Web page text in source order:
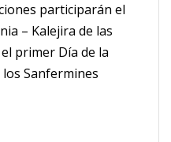
participarán el
– Kalejira de las
primer Día de la
Sanfermines